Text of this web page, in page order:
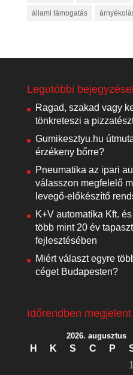
állami támogatás
Legutóbbi
Ragad, szakad vagy
tönkreteszi a
Gumikesztyu.hu
érzékeny bőrre?
Pneumatika az ipari
válasszon megfelelő
levegő-előkészítő
K+V automatika Kft.
több mint 20 év
fejlesztésében
Miért választ egyre
céget Budapesten?
Időrendben
2026. augusztus
H K S C P
1